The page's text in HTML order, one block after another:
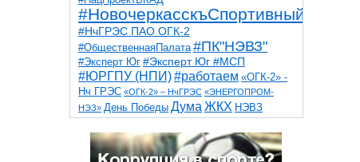
#НовочеркасскъСпортивный
#НчГРЭС ПАО ОГК-2
#ОбщественнаяПалата #ПК"НЭВЗ"
#Эксперт Юг #Эксперт Юг #МСП
#ЮРГПУ (НПИ)#работаем «ОГК-2» -
Нч ГРЭС «ОГК-2» – НчГРЭС «ЭНЕРГОПРОМ-
НЭЗ» День Победы Дума ЖКХ НЭВЗ
НчГРЭС ТНТ
благоустройствоветераны выборы
детидороги казаки коррупция космос